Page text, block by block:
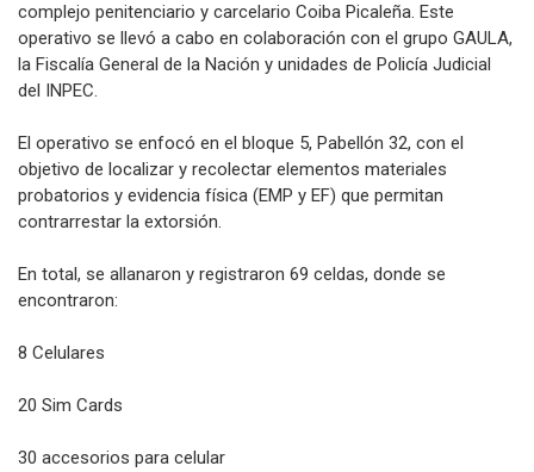
complejo penitenciario y carcelario Coiba Picaleña. Este
operativo se llevó a cabo en colaboración con el grupo GAULA,
la Fiscalía General de la Nación y unidades de Policía Judicial
del INPEC.
El operativo se enfocó en el bloque 5, Pabellón 32, con el
objetivo de localizar y recolectar elementos materiales
probatorios y evidencia física (EMP y EF) que permitan
contrarrestar la extorsión.
En total, se allanaron y registraron 69 celdas, donde se
encontraron:
8 Celulares
20 Sim Cards
30 accesorios para celular